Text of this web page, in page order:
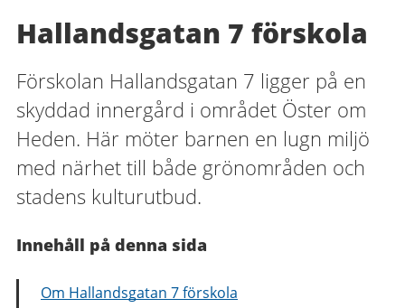
Hallandsgatan 7 förskola
Förskolan Hallandsgatan 7 ligger på en
skyddad innergård i området Öster om
Heden. Här möter barnen en lugn miljö
med närhet till både grönområden och
stadens kulturutbud.
Innehåll på denna sida
Om Hallandsgatan 7 förskola